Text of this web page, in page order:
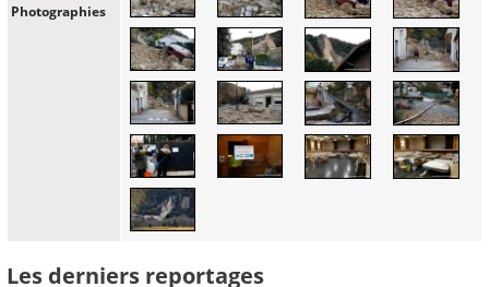
Photographies
Les derniers reportages